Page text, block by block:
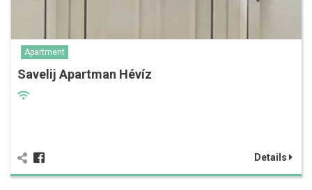
Apartment
Savelij Apartman Hévíz
Details